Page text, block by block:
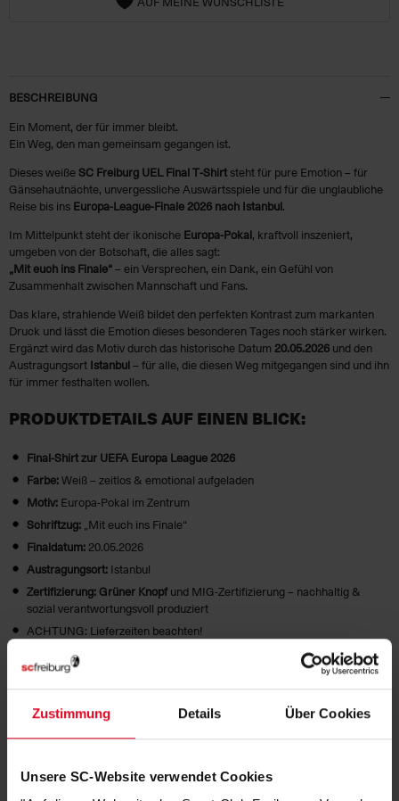
Zustimmung Details Über Cookies
Unsere SC-Website verwendet Cookies
BESCHREIBUNG
Ein Moment, der für immer bleibt.
Ein Weg, den man gemeinsam gegangen ist.
Dieses weiße SC Freiburg UEL Final T‑Shirt steht für pure Emotion – für
Gänsehautnächte, unvergessliche Auswärtsspiele und für die unglaubliche
Reise bis ins Europa-League‑Finale 2026 nach Istanbul.
Im Mittelpunkt steht der ikonische Europa‑Pokal, kraftvoll inszeniert,
umgeben von der Botschaft, die alles sagt:
„Mit euch ins Finale“– ein Versprechen, ein Dank, ein Gefühl von
Zusammenhalt zwischen Mannschaft und Fans.
Das klare, strahlende Weiß bildet den perfekten Kontrast zum markanten
Druck und lässt die Emotion dieses besonderen Tages noch stärker wirken.
Ergänzt wird das Motiv durch das historische Datum 20.05.2026 und den
Austragungsort Istanbul– für alle, die diesen Weg mitgegangen sind und ihn
für immer festhalten wollen.
PRODUKTDETAILS AUF EINEN BLICK:
Final-Shirt zur UEFA Europa League 2026
Farbe:Weiß – zeitlos & emotional aufgeladen
Motiv: Europa‑Pokal im Zentrum
Schriftzug: „Mit euch ins Finale“
Finaldatum: 20.05.2026
Austragungsort: Istanbul
Zertifizierung: Grüner Knopf und MIG-Zertifizierung – nachhaltig &
sozial verantwortungsvoll produziert
ACHTUNG: Lieferzeiten beachten!
Es ist Erinnerung. Es ist Stolz. Es ist die gemeinsame Reise durch Europa.
HERSTELLERANGABEN